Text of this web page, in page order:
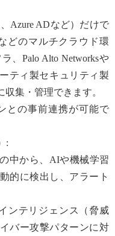
Azure ADなど）だけで
どのマルチクラウド環
、Palo Alto Networksや
ティ製セキュリティ製
集・管理できます。
との事前連携が可能で
:
中から、AIや機械学習
的に検出し、アラート
ンテリジェンス（脅威
バー攻撃パターンに対